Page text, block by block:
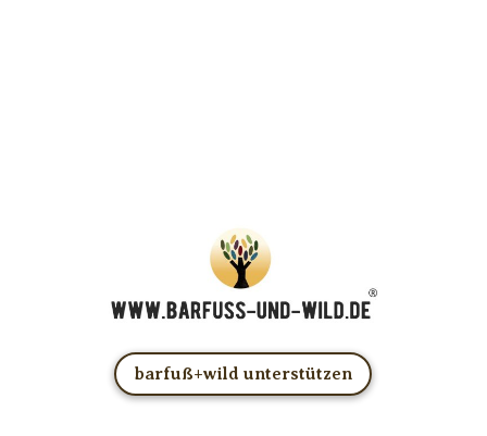
barfuß+wild unterstützen